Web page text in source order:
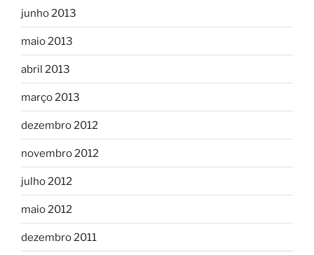
junho 2013
maio 2013
abril 2013
março 2013
dezembro 2012
novembro 2012
julho 2012
maio 2012
dezembro 2011